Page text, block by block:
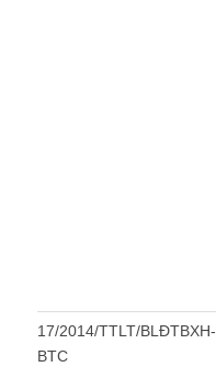
17/2014/TTLT/BLĐTBXH-
BTC